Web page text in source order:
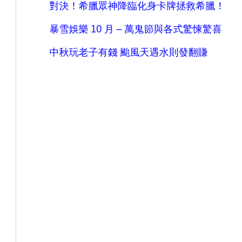
對決！希臘眾神降臨化身卡牌拯救希臘！
暴雪娛樂 10 月 – 萬鬼節與各式驚悚驚喜
中秋玩老子有錢 颱風天遇水則發翻賺